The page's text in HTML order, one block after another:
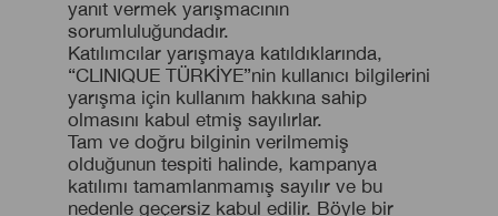
yanıt vermek yarışmacının
sorumluluğundadır.
Katılımcılar yarışmaya katıldıklarında,
“CLINIQUE TÜRKİYE”nin kullanıcı bilgilerini
yarışma için kullanım hakkına sahip
olmasını kabul etmiş sayılırlar.
Tam ve doğru bilginin verilmemiş
olduğunun tespiti halinde, kampanya
katılımı tamamlanmamış sayılır ve bu
nedenle geçersiz kabul edilir. Böyle bir